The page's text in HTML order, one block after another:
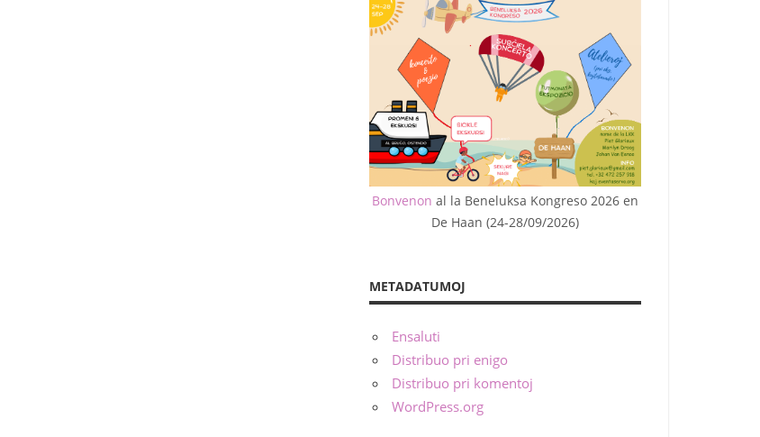
Bonvenon al la Beneluksa Kongreso 2026 en
De Haan (24-28/09/2026)
METADATUMOJ
Ensaluti
Distribuo pri enigo
Distribuo pri komentoj
WordPress.org